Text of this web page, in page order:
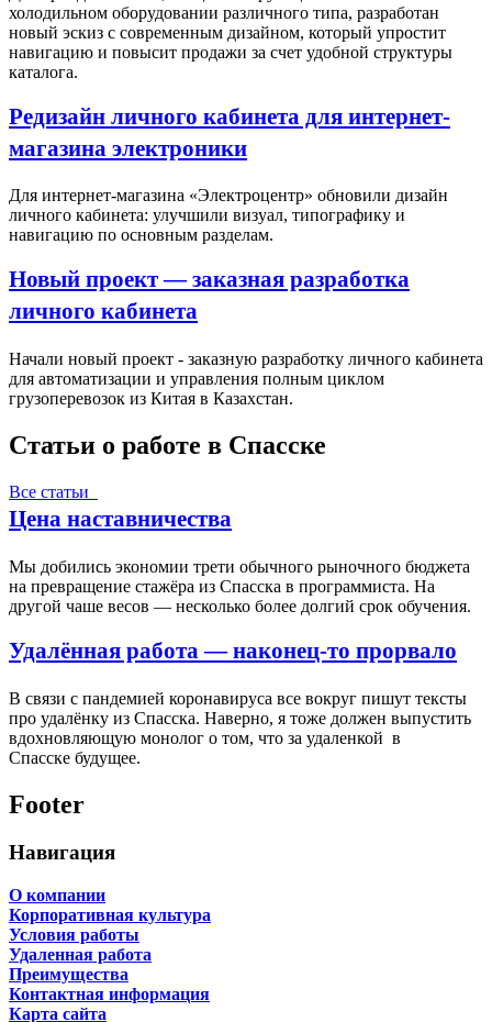
холодильном оборудовании различного типа, разработан
новый эскиз с современным дизайном, который упростит
навигацию и повысит продажи за счет удобной структуры
каталога.
Редизайн личного кабинета для интернет-
магазина электроники
Для интернет-магазина «Электроцентр» обновили дизайн
личного кабинета: улучшили визуал, типографику и
навигацию по основным разделам.
Новый проект — заказная разработка
личного кабинета
Начали новый проект - заказную разработку личного кабинета
для автоматизации и управления полным циклом
грузоперевозок из Китая в Казахстан.
Статьи о работе в Спасске
Все статьи
Цена наставничества
Мы добились экономии трети обычного рыночного бюджета
на превращение стажёра из Спасска в программиста. На
другой чаше весов — несколько более долгий срок обучения.
Удалённая работа — наконец-то прорвало
В связи с пандемией коронавируса все вокруг пишут тексты
про удалёнку из Спасска. Наверно, я тоже должен выпустить
вдохновляющую монолог о том, что за удаленкой в
Спасске будущее.
Footer
Навигация
О компании
Корпоративная культура
Условия работы
Удаленная работа
Преимущества
Контактная информация
Карта сайта